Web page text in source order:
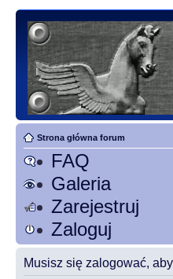
Strona główna forum
FAQ
Galeria
Zarejestruj
Zaloguj
Musisz się zalogować,